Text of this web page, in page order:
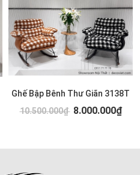
Ghế Bập Bênh Thư Giãn 3138T
10.500.000₫ 8.000.000₫